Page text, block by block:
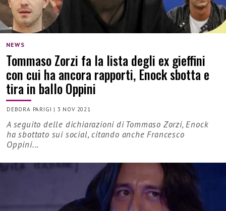
NEWS
Tommaso Zorzi fa la lista degli ex gieffini
con cui ha ancora rapporti, Enock sbotta e
tira in ballo Oppini
DEBORA PARIGI | 3 NOV 2021
A seguito delle dichiarazioni di Tommaso Zorzi, Enock
ha sbottato sui social, citando anche Francesco
Oppini...